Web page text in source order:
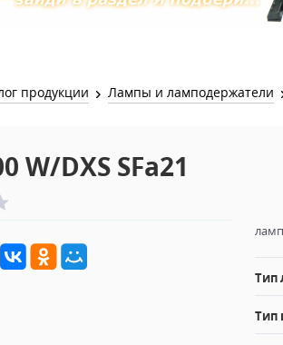
продукции Лампы и ламподержатели
W/DXS SFa21
Тип
Тип